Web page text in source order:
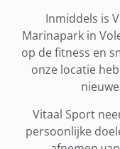
Inmiddels is
Marinapark in
op de fitness en
onze locatie
Vitaal Sport
persoonlijke